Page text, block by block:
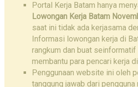
Portal Kerja Batam hanya
Lowongan Kerja Batam
saat ini tidak ada kerjasama
Informasi lowongan kerja di
rangkum dan buat seinformatif
membantu para pencari kerja
Penggunaan website ini oleh
tanggung jawab dari